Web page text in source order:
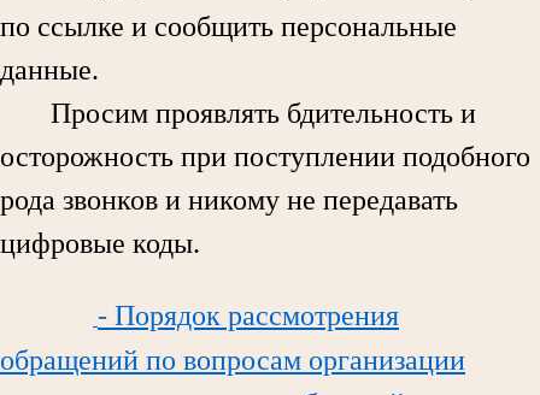
по ссылке и сообщить персональные
данные.
Просим проявлять бдительность и
осторожность при поступлении подобного
рода звонков и никому не передавать
цифровые коды.
- Порядок рассмотрения
обращений по вопросам организации